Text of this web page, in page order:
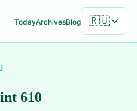
TodayArchivesBlog 🇷🇺
610